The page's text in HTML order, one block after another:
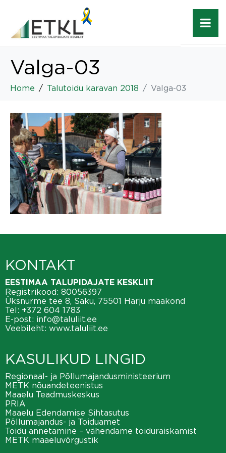
Valga-03
Home Talutoidu karavan 2018 Valga-03
KONTAKT
EESTIMAA TALUPIDAJATE KESKLIIT
Registrikood: 80056397
Üksnurme tee 8, Saku, 75501 Harju maakond
Tel: +372 604 1783
E-post: info@taluliit.ee
Veebileht: www.taluliit.ee
KASULIKUD LINGID
Regionaal- ja Põllumajandusministeerium
METK nõuandeteenistus
Maaelu Teadmuskeskus
PRIA
Maaelu Edendamise Sihtasutus
Põllumajandus- ja Toiduamet
Toidu annetamine – vähendame toiduraiskamist
METK maaeluvõrgustik